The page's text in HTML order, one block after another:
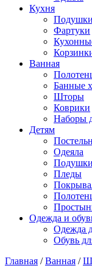
Кухня
Подушки
Фартуки
Ванная
Банные
Шторы
Коврики
Наборы
Детям
Одеяла
Подушки
Пледы
Одежда и
Одежда
Обувь
Главная /Ванная /